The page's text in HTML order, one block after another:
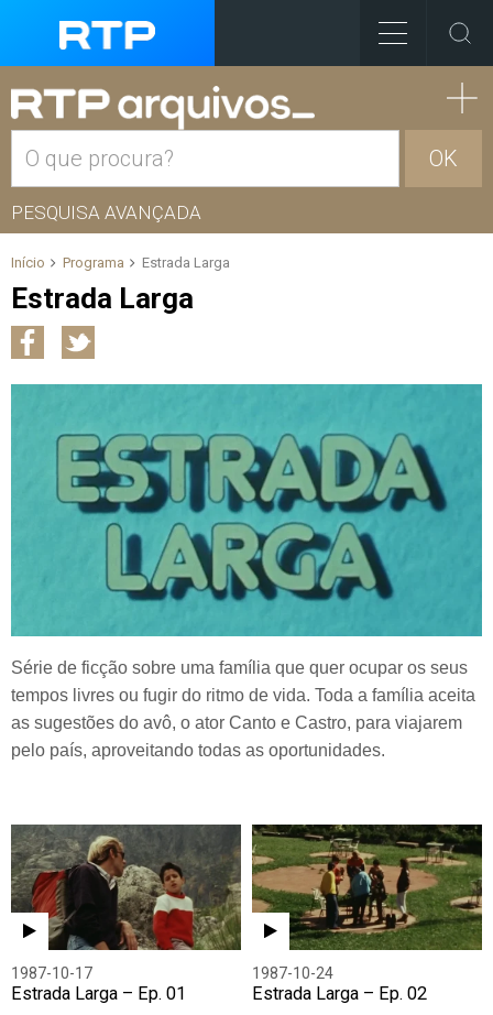
OK
PESQUISA AVANÇADA
Início Programa Estrada Larga
Estrada Larga
Série de ficção sobre uma família que quer ocupar os seus
tempos livres ou fugir do ritmo de vida. Toda a família aceita
as sugestões do avô, o ator Canto e Castro, para viajarem
pelo país, aproveitando todas as oportunidades.
1987-10-17
Estrada Larga – Ep. 01
1987-10-24
Estrada Larga – Ep. 02